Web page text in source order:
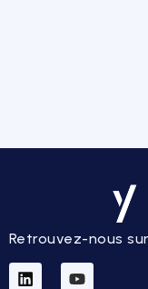
Retrouvez-nous